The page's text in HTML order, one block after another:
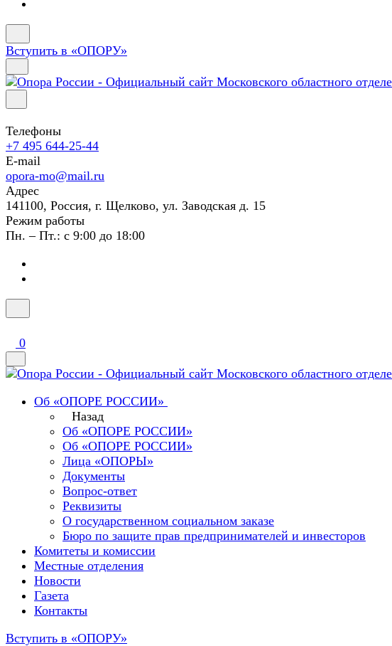
Вступить в «ОПОРУ»
Телефоны
+7 495 644-25-44
E-mail
opora-mo@mail.ru
Адрес
141100, Россия, г. Щелково, ул. Заводская д. 15
Режим работы
Пн. – Пт.: с 9:00 до 18:00
0
Об «ОПОРЕ РОССИИ»
Назад
Об «ОПОРЕ РОССИИ»
Об «ОПОРЕ РОССИИ»
Лица «ОПОРЫ»
Документы
Вопрос-ответ
Реквизиты
О государственном социальном заказе
Бюро по защите прав предпринимателей и инвесторов
Комитеты и комиссии
Местные отделения
Новости
Газета
Контакты
Вступить в «ОПОРУ»